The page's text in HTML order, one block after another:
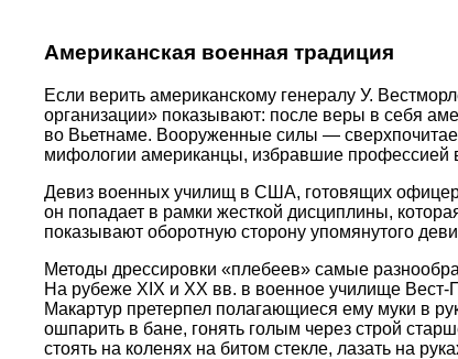
Американская военная традиция
Если верить американскому генералу У.
организации» показывают: после веры в себя
во Вьетнаме. Вооруженные силы —
мифологии американцы, избравшие
Девиз военных училищ в США, готовящих
он попадает в рамки жесткой дисциплины,
показывают оборотную сторону упомянутого
Методы дрессировки «плебеев» самые
На рубеже XIX и XX вв. в военное училище
Макартур претерпел полагающиеся ему муки в
ошпарить в бане, гонять голым через строй
стоять на коленях на битом стекле, лазать на